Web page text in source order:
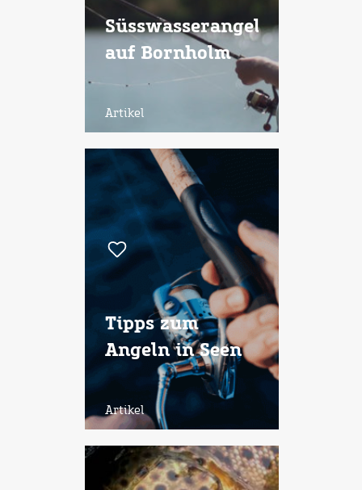
Süsswasserangeln
auf Bornholm
Artikel
Tipps zum
Angeln in Seen
Artikel